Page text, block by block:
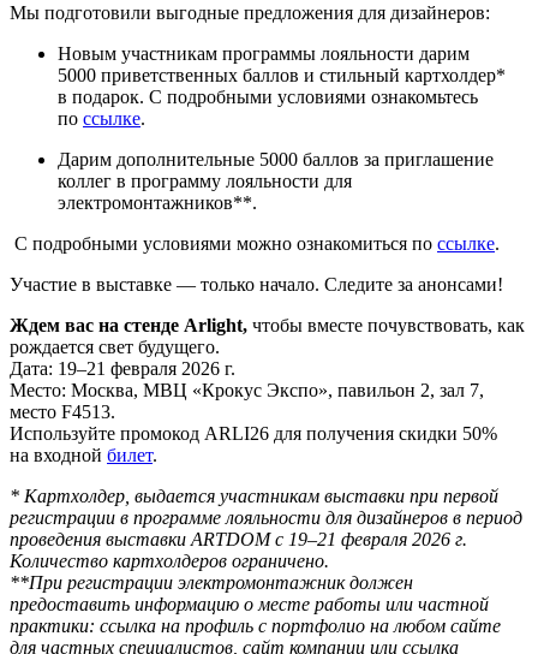
Мы подготовили выгодные предложения для дизайнеров:
Новым участникам программы лояльности дарим
5000 приветственных баллов и стильный картхолдер*
в подарок. С подробными условиями ознакомьтесь
по ссылке.
Дарим дополнительные 5000 баллов за приглашение
коллег в программу лояльности для
электромонтажников**.
С подробными условиями можно ознакомиться по ссылке.
Участие в выставке — только начало. Следите за анонсами!
Ждем вас на стенде Arlight, чтобы вместе почувствовать, как
рождается свет будущего.
Дата: 19–21 февраля 2026 г.
Место: Москва, МВЦ «Крокус Экспо», павильон 2, зал 7,
место F4513.
Используйте промокод ARLI26 для получения скидки 50%
на входной билет.
* Картхолдер, выдается участникам выставки при первой
регистрации в программе лояльности для дизайнеров в период
проведения выставки ARTDOM с 19–21 февраля 2026 г.
Количество картхолдеров ограничено.
**При регистрации электромонтажник должен
предоставить информацию о месте работы или частной
практики: ссылка на профиль с портфолио на любом сайте
для частных специалистов, сайт компании или ссылка